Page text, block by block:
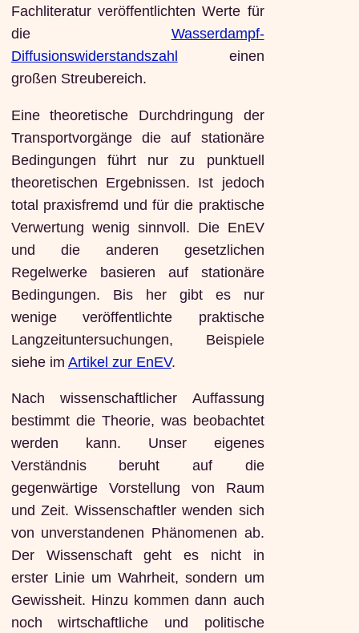
Fachliteratur veröffentlichten Werte für
die Wasserdampf-
Diffusionswiderstandszahl
einen
großen Streubereich.
Eine theoretische Durchdringung der
Transportvorgänge die auf stationäre
Bedingungen führt nur zu punktuell
theoretischen Ergebnissen. Ist jedoch
total praxisfremd und für die praktische
Verwertung wenig sinnvoll. Die EnEV
und die anderen gesetzlichen
Regelwerke basieren auf stationäre
Bedingungen. Bis her gibt es nur
wenige veröffentlichte praktische
Langzeituntersuchungen, Beispiele
siehe im Artikel zur EnEV.
Nach wissenschaftlicher Auffassung
bestimmt die Theorie, was beobachtet
werden kann. Unser eigenes
Verständnis beruht auf die
gegenwärtige Vorstellung von Raum
und Zeit. Wissenschaftler wenden sich
von unverstandenen Phänomenen ab.
Der Wissenschaft geht es nicht in
erster Linie um Wahrheit, sondern um
Gewissheit. Hinzu kommen dann auch
noch wirtschaftliche und politische